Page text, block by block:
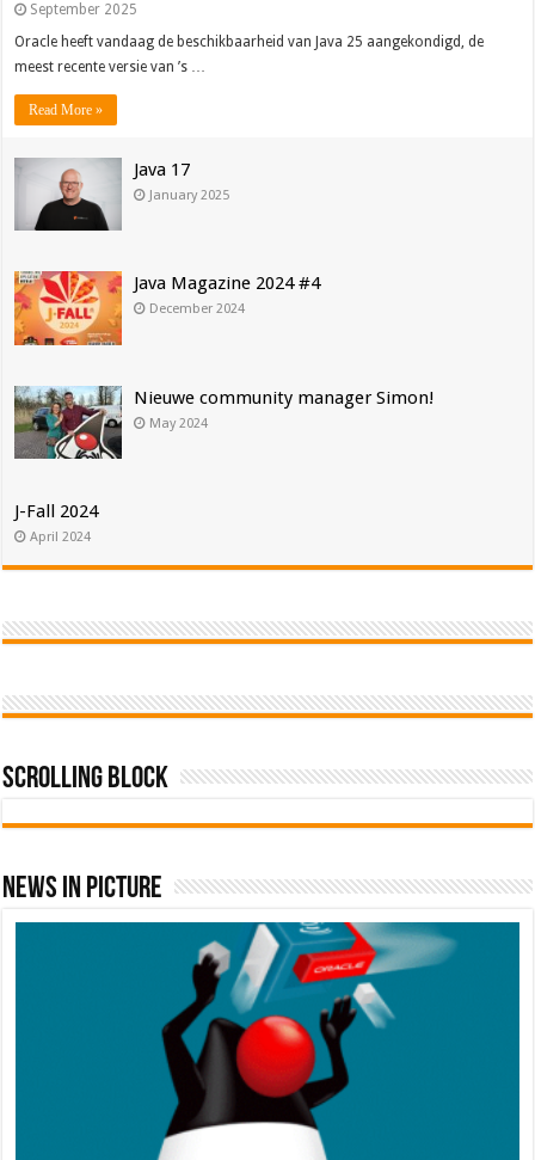
September 2025
Oracle heeft vandaag de beschikbaarheid van Java 25 aangekondigd, de
meest recente versie van ’s …
Read More »
Java 17
January 2025
Java Magazine 2024 #4
December 2024
Nieuwe community manager Simon!
May 2024
J-Fall 2024
April 2024
Scrolling Block
News In Picture